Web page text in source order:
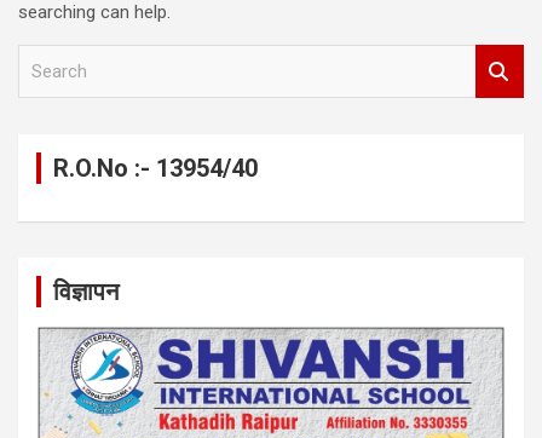
searching can help.
R.O.No :- 13954/40
विज्ञापन